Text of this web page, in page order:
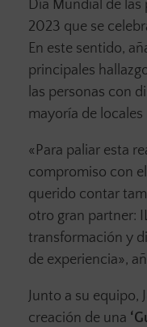
Día Mundial de
2023 que se
En este sentido,
principales
las personas con
mayoría de
«Para paliar esta
compromiso con
querido contar
otro gran partner:
transformación y
de experiencia»,
Junto a su equipo,
creación de una